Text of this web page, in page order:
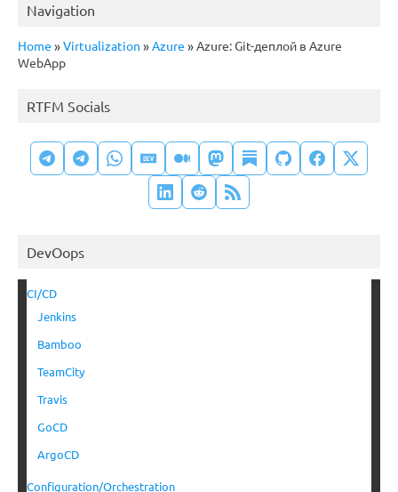
Navigation
Home »Virtualization »Azure »Azure: Git-деплой в Azure
WebApp
RTFM Socials
DevOops
CI/CD
Jenkins
Bamboo
TeamCity
Travis
GoCD
ArgoCD
Configuration/Orchestration